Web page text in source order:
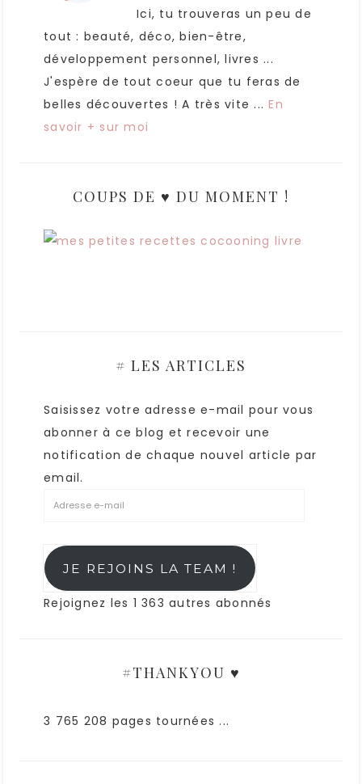
Ici, tu trouveras un peu de
tout : beauté, déco, bien-être,
développement personnel, livres ...
J'espère de tout coeur que tu feras de
belles découvertes ! A très vite ...En
savoir + sur moi
COUPS DE ♥ DU MOMENT !
# LES ARTICLES
Saisissez votre adresse e-mail pour vous
abonner à ce blog et recevoir une
notification de chaque nouvel article par
email.
JE REJOINS LA TEAM !
Rejoignez les 1 363 autres abonnés
#THANKYOU ♥
3 765 208 pages tournées ...